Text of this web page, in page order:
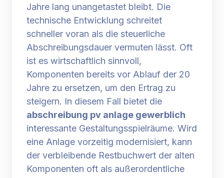
Jahre lang unangetastet bleibt. Die
technische Entwicklung schreitet
schneller voran als die steuerliche
Abschreibungsdauer vermuten lässt. Oft
ist es wirtschaftlich sinnvoll,
Komponenten bereits vor Ablauf der 20
Jahre zu ersetzen, um den Ertrag zu
steigern. In diesem Fall bietet die
abschreibung pv anlage gewerblich
interessante Gestaltungsspielräume. Wird
eine Anlage vorzeitig modernisiert, kann
der verbleibende Restbuchwert der alten
Komponenten oft als außerordentliche